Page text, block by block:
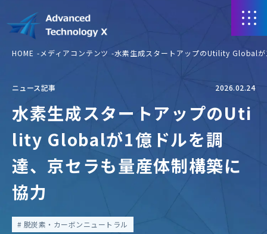
HOME メディアコンテンツ 水素生成スタートアップのUtility Global
ニュース記事 2026.02.24
水素生成スタートアップのUti
lity Globalが1億ドルを調
達、京セラも量産体制構築に
協力
脱炭素・カーボンニュートラル